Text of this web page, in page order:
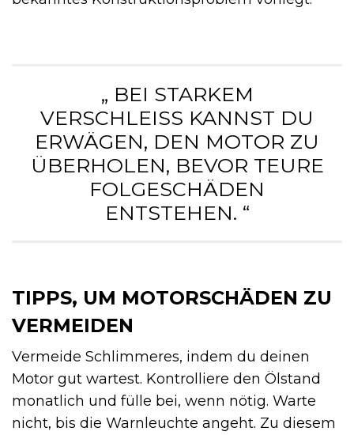
„ BEI STARKEM
VERSCHLEISS KANNST DU E
RWÄGEN, DEN MOTOR ZU Ü
BERHOLEN, BEVOR TEURE F
OLGESCHÄDEN E
NTSTEHEN. “
TIPPS, UM MOTORSCHÄDEN ZU
VERMEIDEN
Vermeide Schlimmeres, indem du deinen
Motor gut wartest. Kontrolliere den Ölstand
monatlich und fülle bei, wenn nötig. Warte
nicht, bis die Warnleuchte angeht. Zu diesem